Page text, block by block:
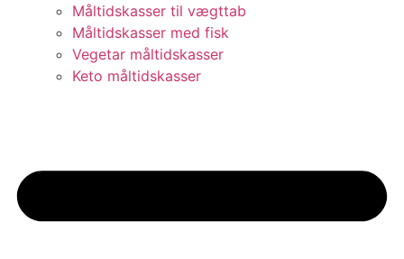
Måltidskasser til vægttab
Måltidskasser med fisk
Vegetar måltidskasser
Keto måltidskasser